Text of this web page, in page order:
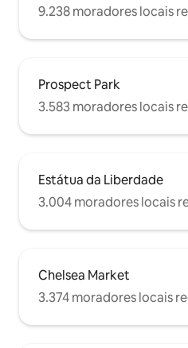
9.238 moradores locais
Prospect Park
3.583 moradores locais
Estátua da Liberdade
3.004 moradores locais
Chelsea Market
3.374 moradores locais